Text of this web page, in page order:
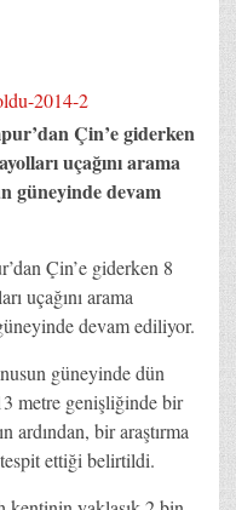
Çin’e giderken
uçağını arama
güneyinde devam
Çin’e giderken 8
uçağını arama
devam ediliyor.
güneyinde dün
metre genişliğinde bir
ardından, bir araştırma
ettiği belirtildi.